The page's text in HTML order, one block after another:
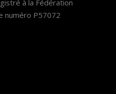
à la Fédération
numéro P57072